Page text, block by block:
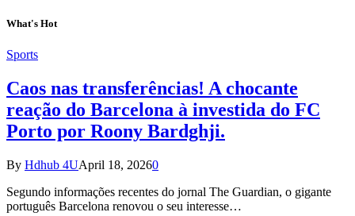
What's Hot
Sports
Caos nas transferências! A chocante
reação do Barcelona à investida do FC
Porto por Roony Bardghji.
By Hdhub 4UApril 18, 20260
Segundo informações recentes do jornal The Guardian, o gigante
português Barcelona renovou o seu interesse…